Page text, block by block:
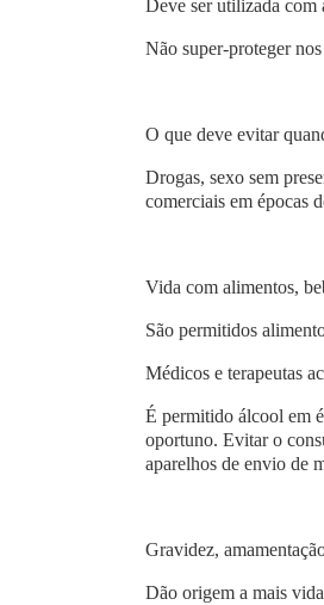
Deve ser utilizada com
Não super-proteger
O que deve evitar
Drogas, sexo sem
comerciais em épocas
Vida com alimentos,
São permitidos
Médicos e terapeutas
É permitido álcool em
oportuno. Evitar o
aparelhos de envio de
Gravidez,
Dão origem a mais